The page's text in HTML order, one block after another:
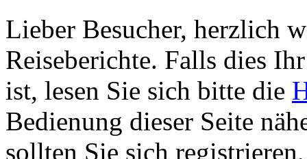
Lieber Besucher, herzlich
Reiseberichte. Falls dies
ist, lesen Sie sich bitte die
Bedienung dieser Seite
sollten Sie sich